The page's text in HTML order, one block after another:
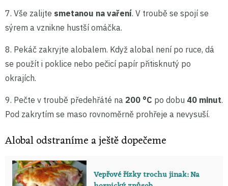
7. Vše zalijte smetanou na vaření. V troubě se spojí se
sýrem a vznikne hustší omáčka.
8. Pekáč zakryjte alobalem. Když alobal není po ruce, dá
se použít i poklice nebo pečicí papír přitisknutý po
okrajích.
9. Pečte v troubě předehřáté na 200 °C po dobu 40 minut.
Pod zakrytím se maso rovnoměrně prohřeje a nevysuší.
Alobal odstraníme a ještě dopečeme
Vepřové řízky trochu jinak: Na